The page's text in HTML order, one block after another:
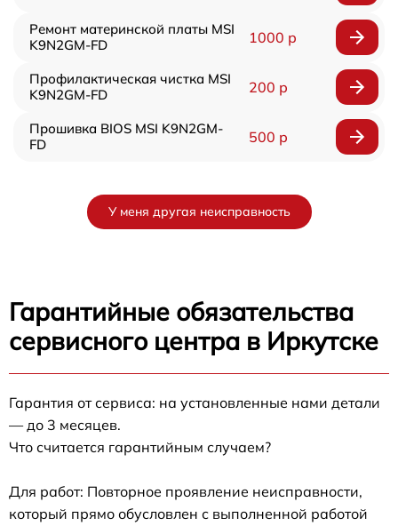
Ремонт материнской платы MSI
K9N2GM-FD
1000 р
Профилактическая чистка MSI
K9N2GM-FD
200 р
Прошивка BIOS MSI K9N2GM-
FD
500 р
У меня другая неисправность
Гарантийные обязательства
сервисного центра в Иркутске
Гарантия от сервиса: на установленные нами детали
— до 3 месяцев.
Что считается гарантийным случаем?
Для работ: Повторное проявление неисправности,
который прямо обусловлен с выполненной работой